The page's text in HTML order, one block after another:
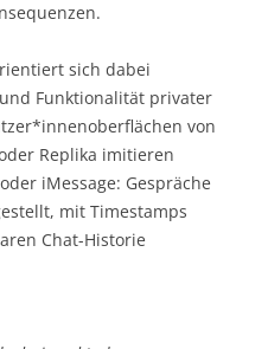
sich dabei
Funktionalität privater
von
Replika imitieren
iMessage: Gespräche
mit Timestamps
Chat-Historie